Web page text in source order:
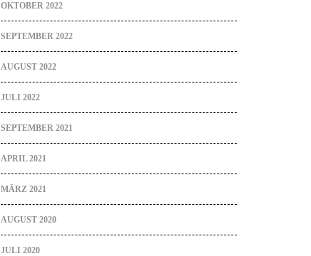
OKTOBER 2022
SEPTEMBER 2022
AUGUST 2022
JULI 2022
SEPTEMBER 2021
APRIL 2021
MÄRZ 2021
AUGUST 2020
JULI 2020